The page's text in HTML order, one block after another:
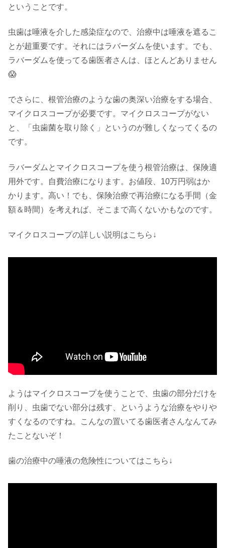
ということです。
虫歯は唾液を介した感染症なので、治療中は唾液を遮るこ
とが超重要です。それにはラバーダムを使います。でも、
ラバーダムを使ってる歯医者さんは、ほとんどありません
😱
でさらに、根管治療のような歯の奥深い治療をする場合、
マイクロスコープが必要です。マイクロスコープがない
と、「虫歯菌を取り除く」というのが難しくなってくるの
です。
ラバーダムとマイクロスコープを使う根管治療は、保険適
用外です。自費治療になります。お値段、10万円弱はか
かります。高い！でも、保険治療で再治療になる手間（金
額＆時間）を考えれば、そこまで高くないかもなのです。
マイクロスコープの詳しい説明はこちら↓
ようはマイクロスコープを使うことで、虫歯の部分だけを
削り、虫歯でない部分は残す、というような治療をやりや
すくなるのですね。こんなの置いてる歯医者さんなんてみ
たことないぞ！
歯の治療中の唾液の危険性についてはこちら↓